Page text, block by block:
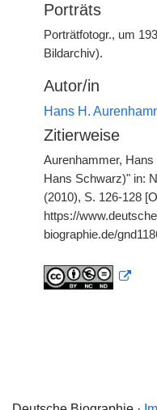
Porträts
Porträtfotogr., um
Bildarchiv).
Autor/in
Hans H.
Zitierweise
Aurenhammer,
Hans Schwarz)" in:
(2010), S. 126-128
https://
biographie.de/